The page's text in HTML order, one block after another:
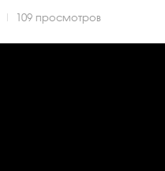
| 109 просмотров